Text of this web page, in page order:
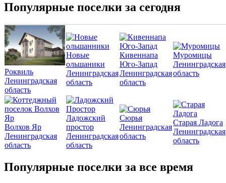
Популярные поселки за сегодня
Роквиль
Ленинградская
область
Новые
ольшаники
Ленинградская
область
Кивеннапа
Юго-Запад
Ленинградская
область
Муромицы
Ленинградская
область
Волхов Яр
Ленинградская
область
Ладожский
простор
Ленинградская
область
Сюрья
Ленинградская
область
Старая Ладога
Ленинградская
область
Популярные поселки за все время